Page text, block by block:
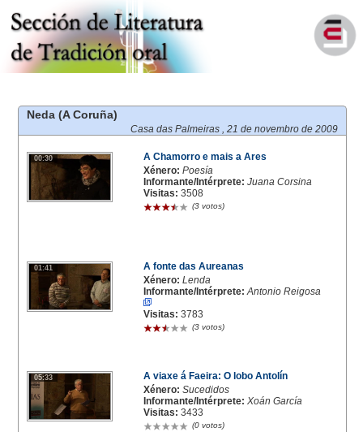
Neda (A Coruña)
Casa das Palmeiras , 21 de novembro de 2009
00:30
A Chamorro e mais a Ares
Xénero: Poesía
Informante/Intérprete: Juana Corsina
Visitas: 3508
(3 votos)
01:41
A fonte das Aureanas
Xénero: Lenda
Informante/Intérprete: Antonio Reigosa
Visitas: 3783
(3 votos)
05:33
A viaxe á Faeira: O lobo Antolín
Xénero: Sucedidos
Informante/Intérprete: Xoán García
Visitas: 3433
(0 votos)